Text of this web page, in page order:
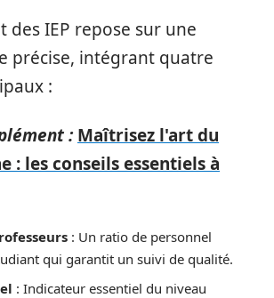
des IEP repose sur une
précise, intégrant quatre
:
: Maîtrisez l'art du
: les conseils essentiels à
: Un ratio de personnel
qui garantit un suivi de qualité.
: Indicateur essentiel du niveau